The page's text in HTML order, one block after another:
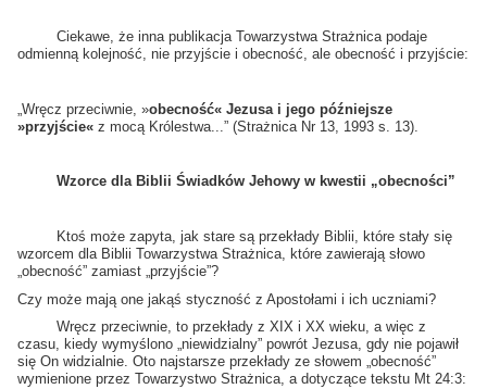
Ciekawe, że inna publikacja Towarzystwa Strażnica podaje
odmienną kolejność, nie przyjście i obecność, ale obecność i przyjście:
„Wręcz przeciwnie, »obecność« Jezusa i jego późniejsze
»przyjście« z mocą Królestwa...” (Strażnica Nr 13, 1993 s. 13).
Wzorce dla Biblii Świadków Jehowy w kwestii „obecności”
Ktoś może zapyta, jak stare są przekłady Biblii, które stały się
wzorcem dla Biblii Towarzystwa Strażnica, które zawierają słowo
„obecność” zamiast „przyjście”?
Czy może mają one jakąś styczność z Apostołami i ich uczniami?
Wręcz przeciwnie, to przekłady z XIX i XX wieku, a więc z
czasu, kiedy wymyślono „niewidzialny” powrót Jezusa, gdy nie pojawił
się On widzialnie. Oto najstarsze przekłady ze słowem „obecność”
wymienione przez Towarzystwo Strażnica, a dotyczące tekstu Mt 24:3: